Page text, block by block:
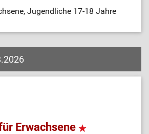
Jugendliche 17-18 Jahre
Erwachsene